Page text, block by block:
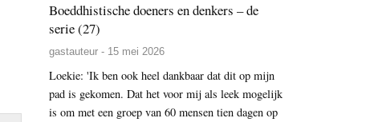
Boeddhistische doeners en denkers – de
serie (27)
gastauteur - 15 mei 2026
Loekie: 'Ik ben ook heel dankbaar dat dit op mijn
pad is gekomen. Dat het voor mij als leek mogelijk
is om met een groep van 60 mensen tien dagen op